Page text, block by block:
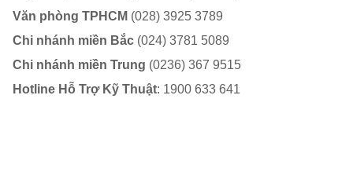
Văn phòng TPHCM (028) 3925 3789
Chi nhánh miền Bắc (024) 3781 5089
Chi nhánh miền Trung (0236) 367 9515
Hotline Hỗ Trợ Kỹ Thuật: 1900 633 641